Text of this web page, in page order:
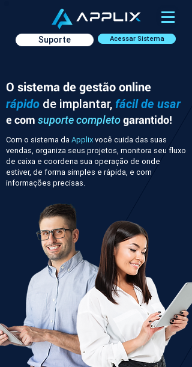
Acessar Sistema
Suporte
O sistema de gestão online
rápido de implantar, fácil de usar
e com suporte completogarantido!
Com o sistema daApplixvocê cuida das suas
vendas, organiza seus projetos, monitora seu fluxo
de caixa e coordena sua operação de onde
estiver, de forma simples e rápida, e com
informações precisas.